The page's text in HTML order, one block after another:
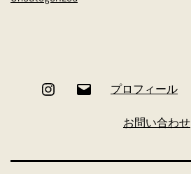
Instagram プロフィール
お問い合わせ